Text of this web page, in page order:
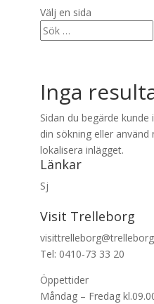
Välj en sida
Inga
Sidan du begärde
din sökning eller
lokalisera inlägget.
Länkar
Sj
Visit Trelleborg
Tel: 0410-73 33 20
Öppettider
Måndag – Fredag